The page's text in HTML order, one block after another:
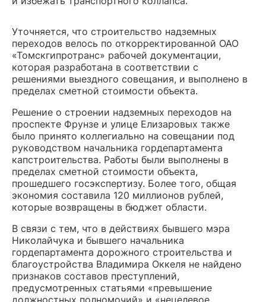
Уточняется, что строительство надземных
переходов велось по откорректированной ОАО
«Томскгипротранс» рабочей документации,
которая разработана в соответствии с
решениями выездного совещания, и выполнено в
пределах сметной стоимости объекта.
Решение о строении надземных переходов на
проспекте Фрунзе и улице Елизаровых также
было принято коллегиально на совещании под
руководством начальника гордепартамента
капстроительства. Работы были выполнены в
пределах сметной стоимости объекта,
прошедшего госэкспертизу. Более того, общая
экономия составила 120 миллионов рублей,
которые возвращены в бюджет области.
В связи с тем, что в действиях бывшего мэра
Николайчука и бывшего начальника
гордепартамента дорожного строительства и
благоустройства Владимира Оккеля не найдено
признаков составов преступлений,
предусмотренных статьями «превышение
должностных полномочий» и «нецелевое